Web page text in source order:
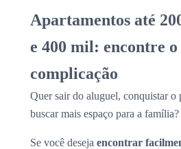
Apartamentos até
e 400 mil: encontre o
complicação
Quer sair do aluguel, conquistar o
buscar mais espaço para a família?
Se você deseja encontrar